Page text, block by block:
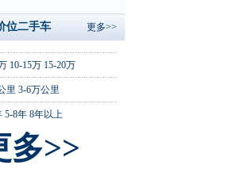
位二手车 更多>>
10-15万 15-20万
里 3-6万公里
5-8年 8年以上
多>>